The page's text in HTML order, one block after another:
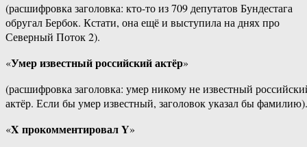
(расшифровка заголовка: кто-то из 709 депутатов Бундестага
обругал Бербок. Кстати, она ещё и выступила на днях про
Северный Поток 2).
«Умер известный российский актёр»
(расшифровка заголовка: умер никому не известный
актёр. Если бы умер известный, заголовок указал бы фамилию).
«X прокомментировал Y»